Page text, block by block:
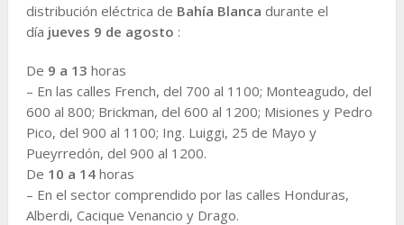
distribución eléctrica de Bahía Blanca durante el
día jueves 9 de agosto :
De 9 a 13 horas
– En las calles French, del 700 al 1100; Monteagudo, del
600 al 800; Brickman, del 600 al 1200; Misiones y Pedro
Pico, del 900 al 1100; Ing. Luiggi, 25 de Mayo y
Pueyrredón, del 900 al 1200.
De 10 a 14horas
– En el sector comprendido por las calles Honduras,
Alberdi, Cacique Venancio y Drago.